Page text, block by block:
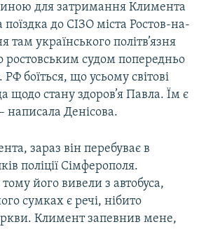
для затримання Климента
до СІЗО міста Ростов-на-
там українського політв’язня
судом попередньо
РФ боїться, що усьому світові
щодо стану здоров’я Павла. Їм є
написала Денісова.
зараз він перебуває в
поліції Сімферополя.
його вивели з автобуса,
сумках є речі, нібито
Климент запевнив мене,